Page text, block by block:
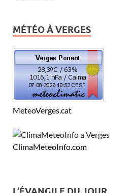
MÉTÉO À VERGES
MeteoVerges.cat
ClimaMeteoInfo.com